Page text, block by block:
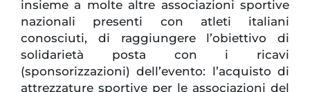
insieme a molte altre associazioni sportive
nazionali presenti con atleti italiani
conosciuti, di raggiungere l’obiettivo di
solidarietà posta con i ricavi
(sponsorizzazioni) dell’evento: l’acquisto di
attrezzature sportive per le associazioni del